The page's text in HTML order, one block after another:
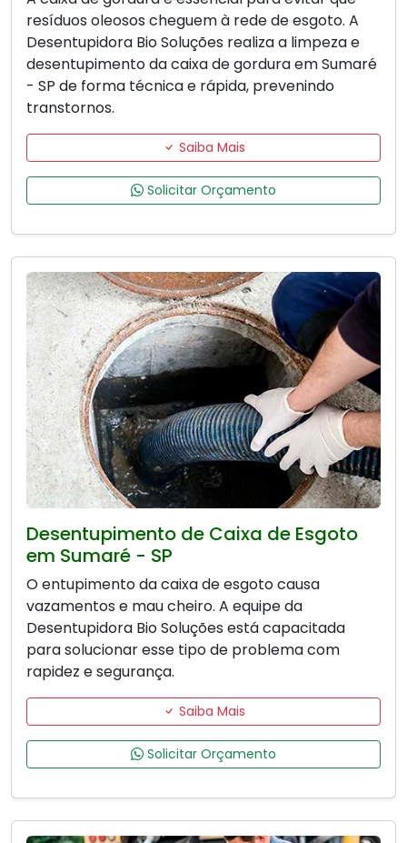
resíduos oleosos cheguem à rede de esgoto. A
Desentupidora Bio Soluções realiza a limpeza e
desentupimento da caixa de gordura em Sumaré
- SP de forma técnica e rápida, prevenindo
transtornos.
Saiba Mais
Solicitar Orçamento
Desentupimento de Caixa de Esgoto
em Sumaré - SP
O entupimento da caixa de esgoto causa
vazamentos e mau cheiro. A equipe da
Desentupidora Bio Soluções está capacitada
para solucionar esse tipo de problema com
rapidez e segurança.
Saiba Mais
Solicitar Orçamento